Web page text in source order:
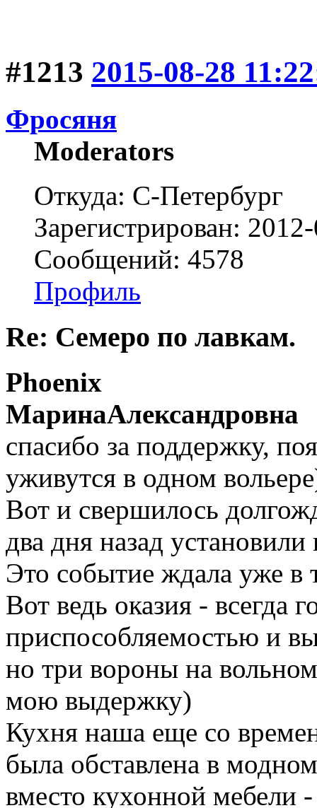
#1213 2015-08-28
Фросяня
Moderators
Откуда: С-Петербург
Зарегистрирован:
Сообщений: 4578
Профиль
Re: Семеро по лавкам.
Phoenix
МаринаАлександровна
спасибо за поддержку,
уживутся в одном
Вот и свершилось
два дня назад
Это событие ждала уже в
Вот ведь оказия - всегда
приспособляемостью и
но три вороны на
мою выдержку)
Кухня наша еще со
была обставлена в
вместо кухонной мебели